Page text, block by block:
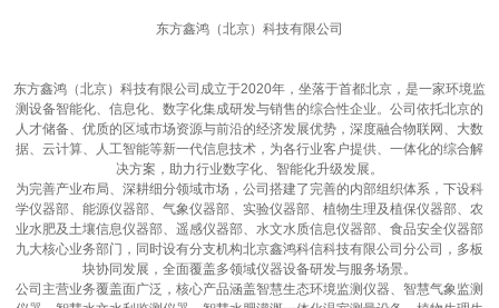
东方鑫鸿（北京）科技有限公司
东方鑫鸿（北京）科技有限公司成立于2020年，坐落于首都北京，是一家环境监
测设备智能化、信息化、数字化集成研发与销售的综合性企业。公司依托北京的
人才储备、优质的区域市场资源与前沿的经济发展优势，深度融合物联网、大数
据、云计算、人工智能等新一代信息技术，为各行业客户提供、一体化的综合解
决方案，助力行业数字化、智能化升级发展。
为完善产业布局、深耕细分领域市场，公司搭建了完善的内部组织体系，下设科
学仪器部、能源仪器部、气象仪器部、实验仪器部、植物生理及植保仪器部、农
业水肥及土壤信息仪器部、遥感仪器部、水文水质信息仪器部、食品安全仪器部
九大核心业务部门，同时设有分支机构北京鑫鸿科信科技有限公司分公司，多板
块协同发展，全面覆盖多领域仪器设备研发与服务场景。
公司主营业务覆盖面广泛，核心产品涵盖智慧生态环境监测仪器、智慧气象监测